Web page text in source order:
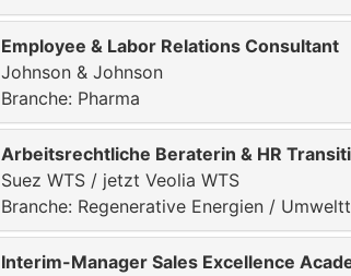
Employee & Labor Relations Consultant
Johnson & Johnson
Branche: Pharma
Arbeitsrechtliche Beraterin & HR
Suez WTS / jetzt Veolia WTS
Branche: Regenerative Energien /
Interim-Manager Sales Excellence